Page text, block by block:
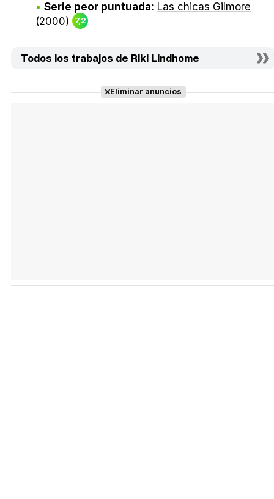
Serie peor puntuada: Las chicas Gilmore
(2000)
7,2
Todos los trabajos de Riki Lindhome
Eliminar anuncios